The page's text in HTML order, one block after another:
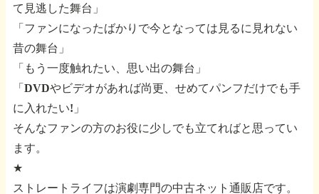
て見逃した舞台」
「ファンになったばかりで今となっては見るに見れない
昔の舞台」
「もう一度触れたい、思い出の舞台」
「DVDやビデオがあれば尚更、せめてパンフだけでも手
に入れたい!」
そんなファンの方のお役に少しでも立てればと思ってい
ます。
★
ストレートライフは演劇専門の中古ネット通販店です。